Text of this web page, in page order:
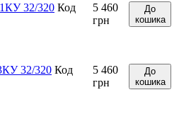
32/320 Код
5 460
грн
До
кошика
32/320 Код
5 460
грн
До
кошика